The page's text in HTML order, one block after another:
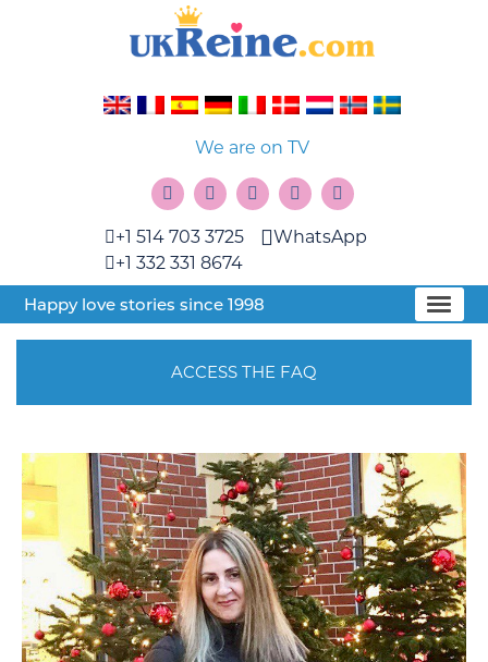
We are on TV
+1 514 703 3725
+1 332 331 8674
WhatsApp
Happy love stories since 1998
ACCESS THE FAQ